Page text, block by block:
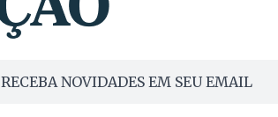
RECEBA NOVIDADES EM SEU EMAIL